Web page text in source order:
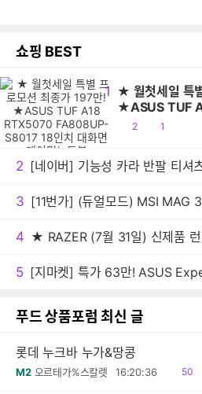
쇼핑 BEST
1 ★ 월첫세일 특
★ASUS TUF
FA808UP-
공
2
댓1
2
3
4
5
푸드 상품포럼 최신 글
롯데 누크바 누가&땅콩
M2 오르테가%스칼렛 16:20:36
읽
50